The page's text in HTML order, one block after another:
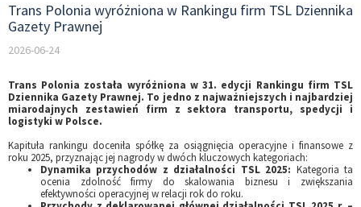
Trans Polonia wyróżniona w Rankingu firm TSL Dziennika
Gazety Prawnej
2026-06-24
Trans Polonia została wyróżniona w 31. edycji Rankingu firm TSL
Dziennika Gazety Prawnej. To jedno z najważniejszych i najbardziej
miarodajnych zestawień firm z sektora transportu, spedycji i
logistyki w Polsce.
Kapituła rankingu doceniła spółkę za osiągnięcia operacyjne i finansowe z
roku 2025, przyznając jej nagrody w dwóch kluczowych kategoriach:
Dynamika przychodów z działalności TSL 2025: Kategoria ta
ocenia zdolność firmy do skalowania biznesu i zwiększania
efektywności operacyjnej w relacji rok do roku.